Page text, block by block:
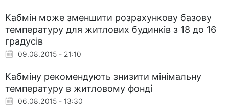
Кабмін може зменшити розрахункову базову
температуру для житлових будинків з 18 до 16
градусів
09.08.2015 - 21:10
Кабміну рекомендують знизити мінімальну
температуру в житловому фонді
06.08.2015 - 13:30